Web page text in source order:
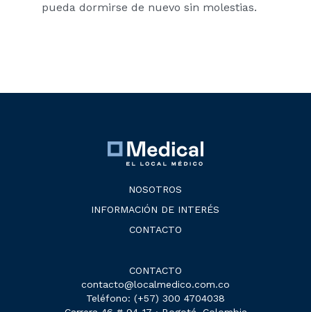
pueda dormirse de nuevo sin molestias.
CONTACTO
contacto@localmedico.com.co
Teléfono: (+57) 300 4704038
NOSOTROS
INFORMACIÓN DE INTERÉS
CONTACTO